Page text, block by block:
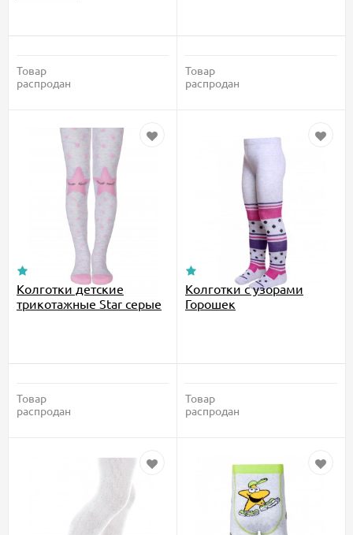
Товар
распродан
Товар
распродан
Колготки детские
трикотажные Star серые
Товар
распродан
Колготки с узорами
Горошек
Товар
распродан